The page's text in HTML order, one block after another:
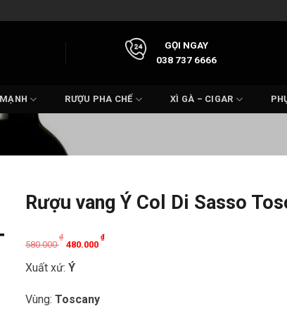
GỌI NGAY
038 737 6666
RƯỢU PHA CHẾ XÌ GÀ – CIGAR
Rượu vang Ý Col Di Sasso
580.000
₫
Original
price
was:
580.000 ₫.
480.000
₫
Current
price
is:
480.000 ₫.
Xuất xứ: Ý
Vùng: Toscany